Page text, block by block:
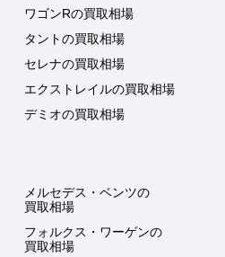
ワゴンRの買取相場
タントの買取相場
セレナの買取相場
エクストレイルの買取相場
デミオの買取相場
メルセデス・ベンツの
買取相場
フォルクス・ワーゲンの
買取相場